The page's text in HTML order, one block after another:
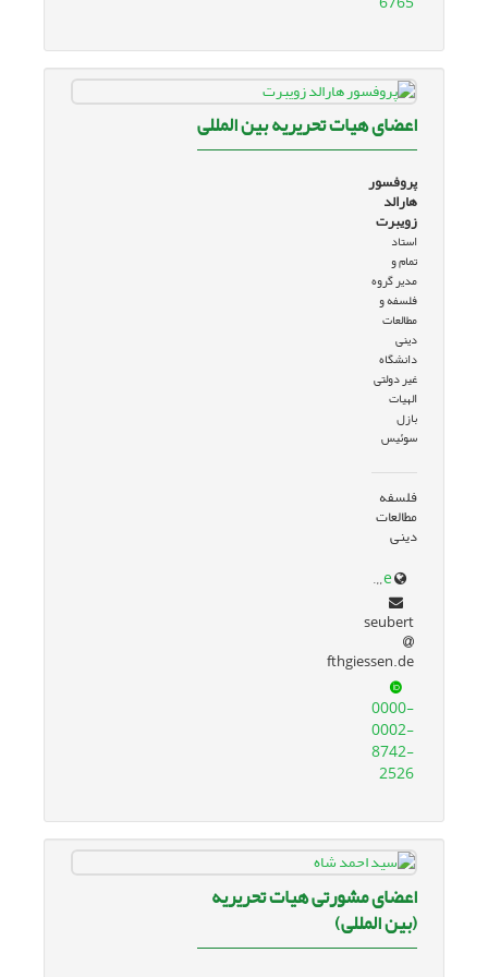
اعضای هیات تحریریه بین المللی
پروفسور
هارالد
زویبرت
استاد
تمام و
مدیر گروه
فلسفه و
مطالعات
دینی
دانشگاه
غیر دولتی
الهیات
بازل
سوئیس
فلسفه
مطالعات
دینی
harald-seubert.de/
seubert
fthgiessen.de
0000-
0002-
8742-
2526
اعضای مشورتی هیات تحریریه
(بین المللی)